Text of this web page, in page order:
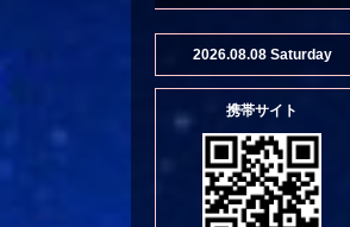
2026.08.08 Saturday
携帯サイト